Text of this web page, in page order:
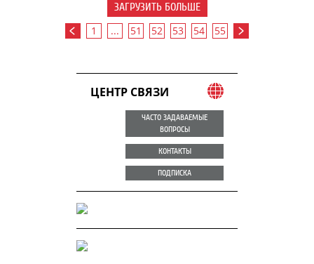
ЗАГРУЗИТЬ БОЛЬШЕ
1 ... 51 52 53 54 55
ЦЕНТР СВЯЗИ
ЧАСТО ЗАДАВАЕМЫЕ
ВОПРОСЫ
КОНТАКТЫ
ПОДПИСКА